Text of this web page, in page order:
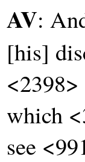
AV:
[his]
which
see